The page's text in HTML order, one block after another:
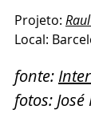
Projeto:
Local:
fonte:
fotos: José